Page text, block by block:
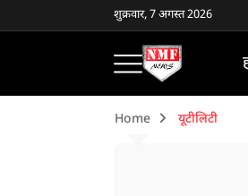
शुक्रवार, 7 अगस्त 2026
Home यूटीलिटी